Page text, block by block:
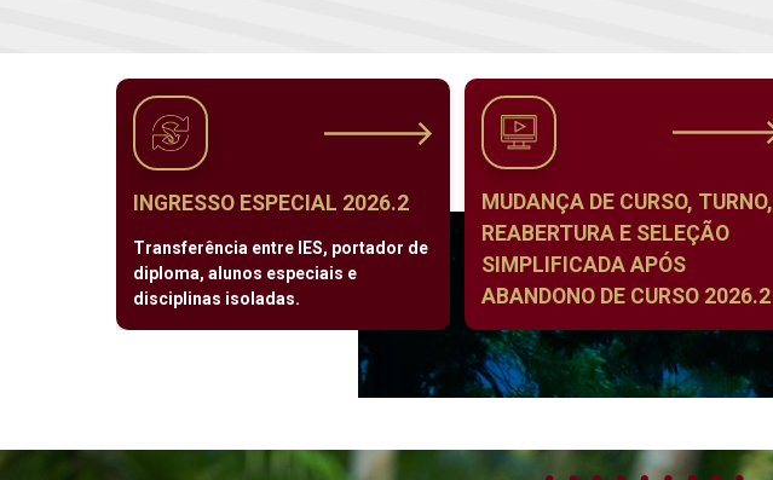
INGRESSO ESPECIAL 2026.2
Transferência entre IES, portador de
diploma, alunos especiais e
disciplinas isoladas.
MUDANÇA DE CURSO, TURNO,
REABERTURA E SELEÇÃO
SIMPLIFICADA APÓS
ABANDONO DE CURSO 2026.2